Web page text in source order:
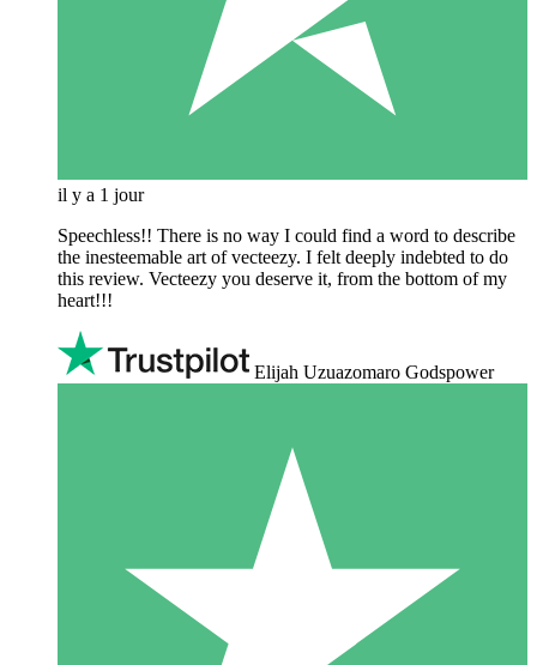
il y a 1 jour
Speechless!! There is no way I could find a word to describe
the inesteemable art of vecteezy. I felt deeply indebted to do
this review. Vecteezy you deserve it, from the bottom of my
heart!!!
Elijah Uzuazomaro Godspower